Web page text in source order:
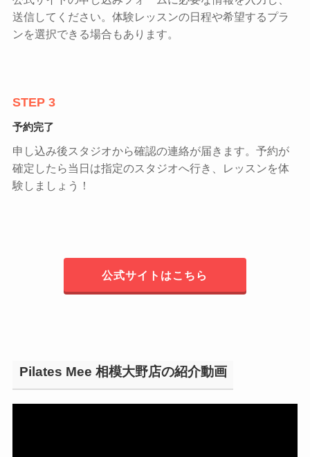
送信してください。体験レッスンの日程や希望するプラ
ンを選択できる場合もあります。
STEP 3
予約完了
申し込み後スタジオから確認の連絡が届きます。予約が
確定したら当日は指定のスタジオへ行き、レッスンを体
験しましょう！
公式サイトはこちら
Pilates Mee 相模大野店の紹介動画